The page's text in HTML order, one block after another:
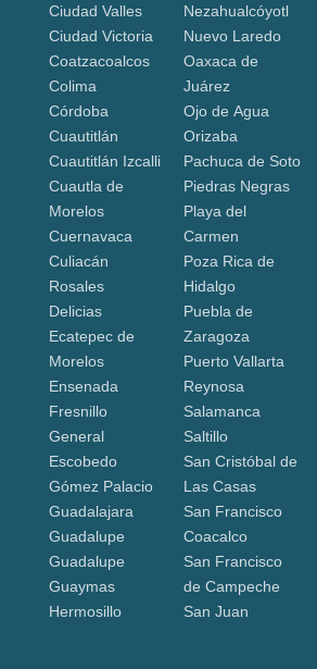
Ciudad Valles
Ciudad Victoria
Coatzacoalcos
Colima
Córdoba
Cuautitlán
Cuautitlán Izcalli
Cuautla de
Morelos
Cuernavaca
Culiacán
Rosales
Delicias
Ecatepec de
Morelos
Ensenada
Fresnillo
General
Escobedo
Gómez Palacio
Guadalajara
Guadalupe
Guadalupe
Guaymas
Hermosillo
Nezahualcóyotl
Nuevo Laredo
Oaxaca de
Juárez
Ojo de Agua
Orizaba
Pachuca de Soto
Piedras Negras
Playa del
Carmen
Poza Rica de
Hidalgo
Puebla de
Zaragoza
Puerto Vallarta
Reynosa
Salamanca
Saltillo
San Cristóbal de
Las Casas
San Francisco
Coacalco
San Francisco
de Campeche
San Juan